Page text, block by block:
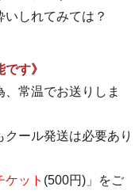
しれてみては？
す》
常温でお送りしま
ール発送は必要あり
ケット (500円)」をご